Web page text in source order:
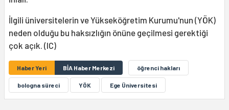
İlgili üniversitelerin ve Yükseköğretim Kurumu'nun (YÖK)
neden olduğu bu haksızlığın önüne geçilmesi gerektiği
çok açık. (IC)
Haber Yeri BİA Haber Merkezi öğrenci hakları
bologna süreci YÖK Ege Üniversitesi